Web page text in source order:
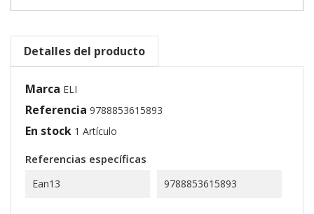
Detalles del producto
Marca ELI
Referencia 9788853615893
En stock 1 Artículo
Referencias específicas
Ean13 9788853615893